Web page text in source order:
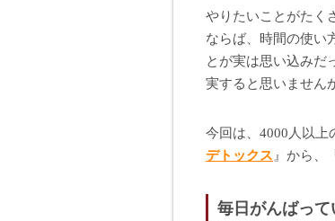
やりたいことがたく
ならば、時間の使い
とが実は思い込みだ
実すると思いません
今回は、4000人以上
デトックス 』から、
毎日がんばっ